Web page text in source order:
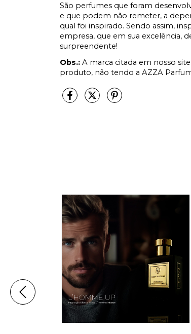
São perfumes que foram
e que podem não remeter, a
qual foi inspirado. Sendo assim,
empresa, que em sua excelência,
surpreendente!
Obs.: A marca citada em nosso
produto, não tendo a AZZA